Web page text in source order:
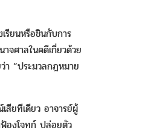
รียนหรือชินกับการ
จศาลในคดีเกี่ยวด้วย
า “ประมวลกฎหมาย
สียทีเดียว อาจารย์ผู้
ฟ้องโจทก์ ปล่อยตัว